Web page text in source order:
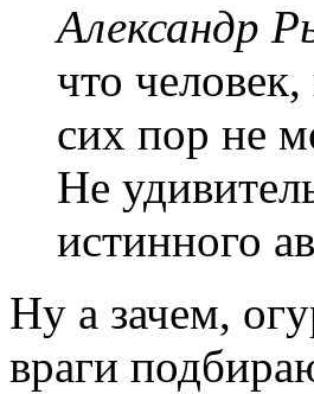
Александр
что
сих пор не
Не
истинного
Ну а зачем,
враги